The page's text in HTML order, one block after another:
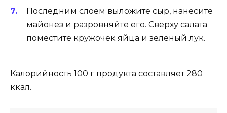
Последним слоем выложите сыр, нанесите
майонез и разровняйте его. Сверху салата
поместите кружочек яйца и зеленый лук.
Калорийность 100 г продукта составляет 280
ккал.